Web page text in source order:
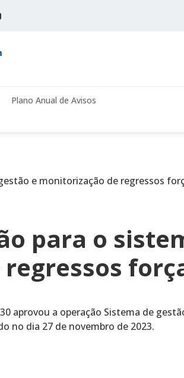
Plano Anual de Avisos
e monitorização de regressos
para o
aprovou a operação Sistema de
no dia 27 de novembro de 2023.